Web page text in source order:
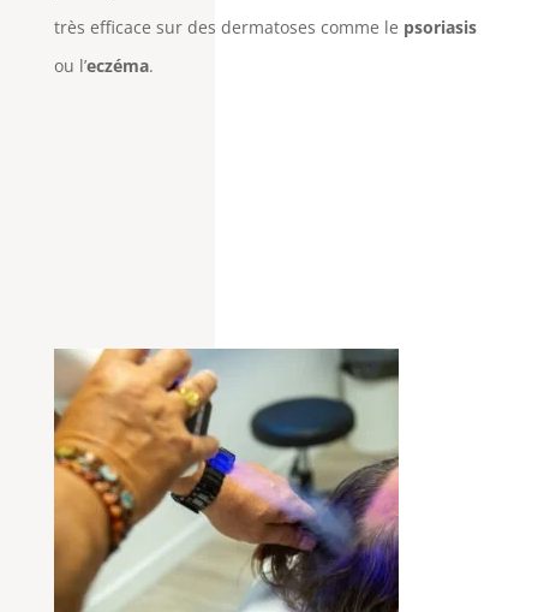
très efficace sur des dermatoses comme le psoriasis
ou l’eczéma.